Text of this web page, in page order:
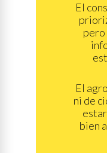
El
pero
El
ni de
bien